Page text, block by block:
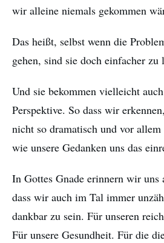
wir alleine niemals gekommen
Das heißt, selbst wenn die
gehen, sind sie doch einfacher zu
Und sie bekommen vielleicht
Perspektive. So dass wir
nicht so dramatisch und vor
wie unsere Gedanken uns das
In Gottes Gnade erinnern wir uns
dass wir auch im Tal immer
dankbar zu sein. Für unseren
Für unsere Gesundheit. Für die